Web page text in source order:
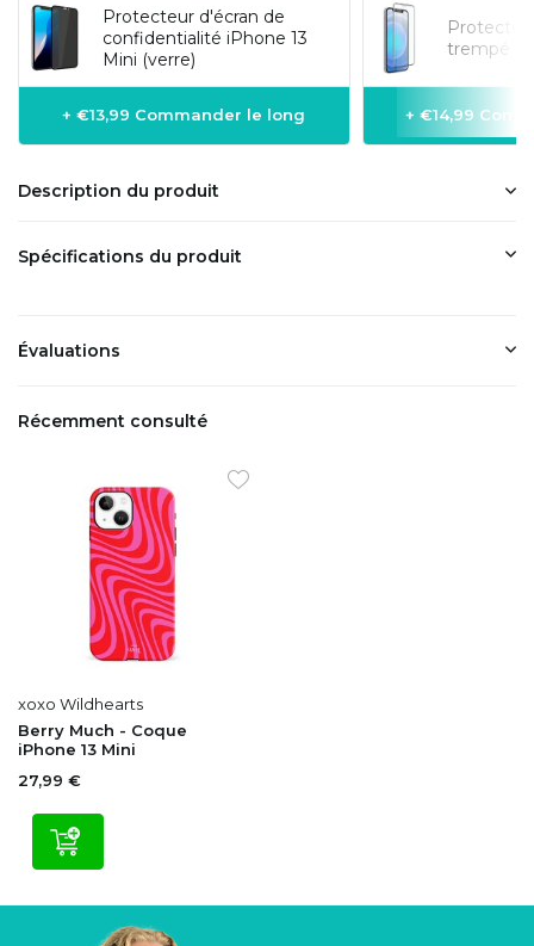
Protecteur d'écran de
confidentialité iPhone 13
Mini (verre)
+ €13,99 Commander le long
trempé
+ €14,99
Description du produit
Spécifications du produit
Évaluations
Récemment consulté
xoxo Wildhearts
Berry Much - Coque
iPhone 13 Mini
27,99 €